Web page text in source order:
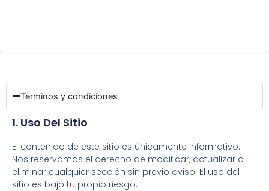
Terminos y condiciones
1. Uso Del Sitio
El contenido de este sitio es únicamente informativo.
Nos reservamos el derecho de modificar, actualizar o
eliminar cualquier sección sin previo aviso. El uso del
sitio es bajo tu propio riesgo.